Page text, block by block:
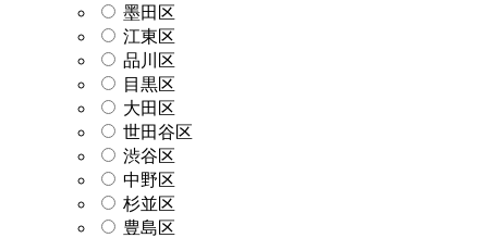
墨田区
江東区
品川区
目黒区
大田区
世田谷区
渋谷区
中野区
杉並区
豊島区